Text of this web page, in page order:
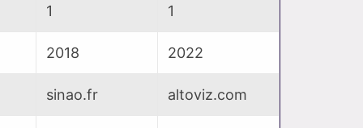
1 1
2018 2022
sinao.fr altoviz.com